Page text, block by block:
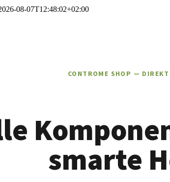
08-07T12:48:02+02:00
CONTROME SHOP —
smarte